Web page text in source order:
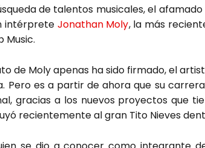
de talen­tos musi­ca­les, el
intér­pre­te Jonathan Moly, la más
Music.
de Moly ape­nas ha sido fir­ma­do, el
Pero es a par­tir de aho­ra que su
gra­cias a los nue­vos pro­yec­tos que
recien­te­men­te al gran Tito Nie­ves